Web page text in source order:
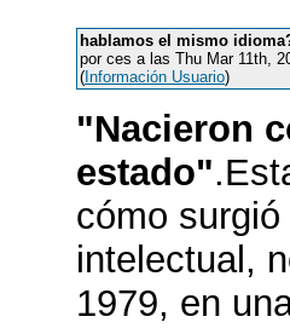
hablamos el mismo
por ces a las Thu Mar 11th,
( Información Usuario)
"Nacieron
estado"
cómo
intelectual,
1979, en